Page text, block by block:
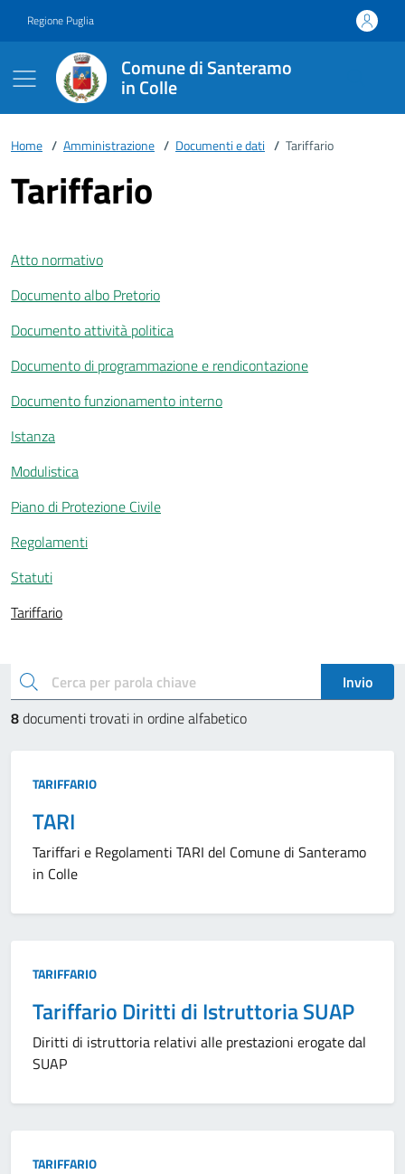
Regione Puglia
Comune di Santeramo
in Colle
Home / Amministrazione / Documenti e dati / Tariffario
Tariffario
Atto normativo
Documento albo Pretorio
Documento attività politica
Documento di programmazione e rendicontazione
Documento funzionamento interno
Istanza
Modulistica
Piano di Protezione Civile
Regolamenti
Statuti
Tariffario
Esplora documenti pubblici
cerca
Invio
8documenti trovati in ordine alfabetico
Tipo:
TARIFFARIO
TARI
Tariffari e Regolamenti TARI del Comune di Santeramo
in Colle
Tipo:
TARIFFARIO
Tariffario Diritti di Istruttoria SUAP
Diritti di istruttoria relativi alle prestazioni erogate dal
SUAP
Tipo:
TARIFFARIO